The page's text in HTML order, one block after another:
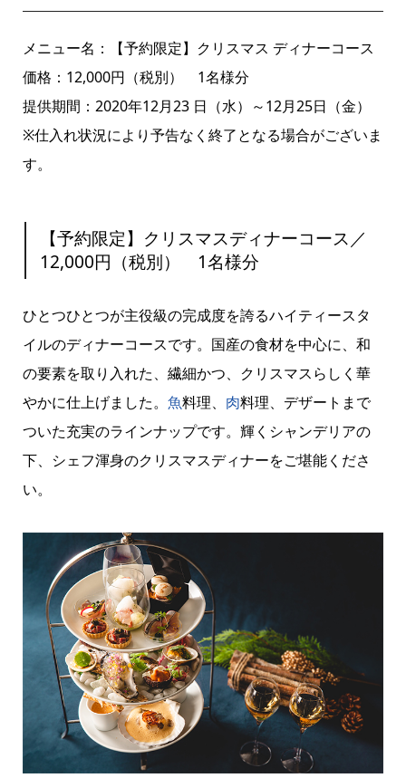
メニュー名：【予約限定】クリスマス ディナーコース
価格：12,000円（税別） 1名様分
提供期間：2020年12月23 日（水）～12月25日（金）
※仕入れ状況により予告なく終了となる場合がございま
す。
【予約限定】クリスマスディナーコース／
12,000円（税別） 1名様分
ひとつひとつが主役級の完成度を誇るハイティースタ
イルのディナーコースです。国産の食材を中心に、和
の要素を取り入れた、繊細かつ、クリスマスらしく華
やかに仕上げました。 魚料理、 肉料理、デザートまで
ついた充実のラインナップです。輝くシャンデリアの
下、シェフ渾身のクリスマスディナーをご堪能くださ
い。